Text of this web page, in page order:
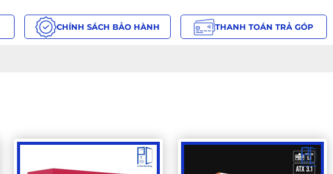
CHÍNH SÁCH BẢO HÀNH THANH TOÁN TRẢ GÓP